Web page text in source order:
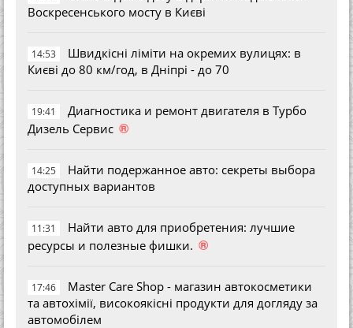
Воскресенського мосту в Києві
14:53
Швидкісні ліміти на окремих вулицях: в
Києві до 80 км/год, в Дніпрі - до 70
19:41
Диагностика и ремонт двигателя в Турбо
Дизель Сервис ®
14:25
Найти подержанное авто: секреты выбора
доступных вариантов
11:31
Найти авто для приобретения: лучшие
ресурсы и полезные фишки. ®
17:46
Master Care Shop - магазин автокосметики
та автохімії, високоякісні продукти для догляду за
автомобілем